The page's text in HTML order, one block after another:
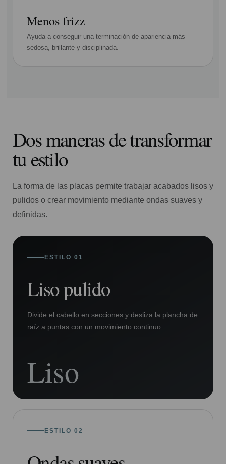
Menos frizz
Ayuda a conseguir una terminación de apariencia más
sedosa, brillante y disciplinada.
Dos maneras de transformar
tu estilo
La forma de las placas permite trabajar acabados lisos y
pulidos o crear movimiento mediante ondas suaves y
definidas.
ESTILO 01
Liso pulido
Divide el cabello en secciones y desliza la plancha de
raíz a puntas con un movimiento continuo.
Liso
ESTILO 02